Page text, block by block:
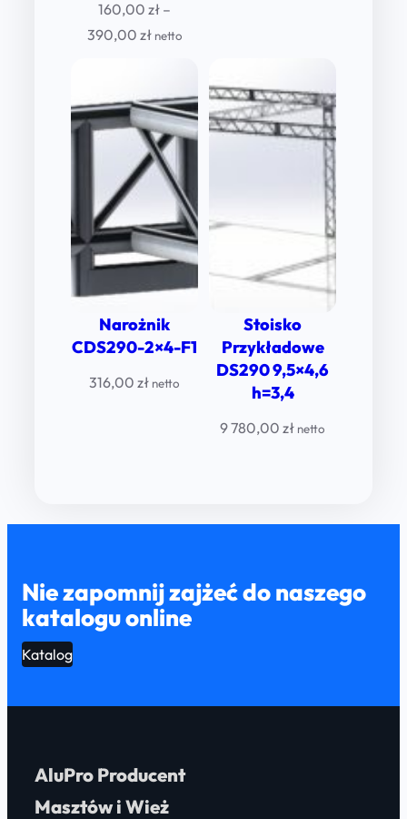
160,00 zł –
390,00 złPrice
160,00 zł
through
390,00 zł
netto
Narożnik
CDS290-2×4-F1
316,00 zł netto
Stoisko
Przykładowe
DS290 9,5×4,6
h=3,4
9 780,00 zł netto
Nie zapomnij zajżeć do naszego
katalogu online
Katalog
AluPro Producent
Masztów i Wież